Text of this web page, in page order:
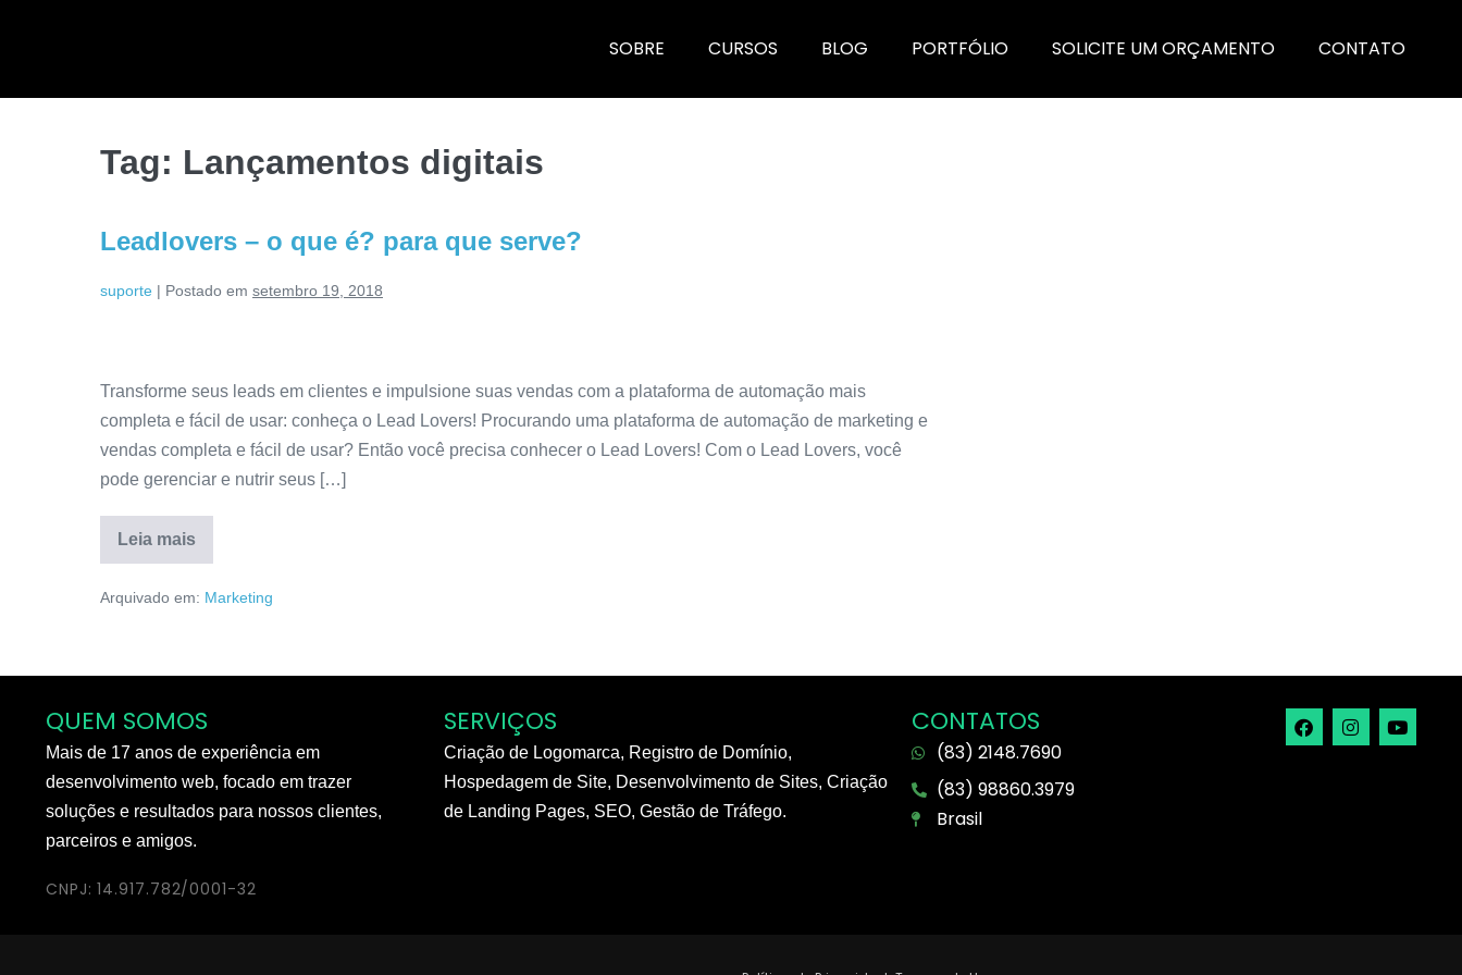
SOBRE CURSOS BLOG PORTFÓLIO SOLICITE UM ORÇAMENTO CONTATO
Tag: Lançamentos digitais
Leadlovers – o que é? para que serve?
suporte | Postado em setembro 19, 2018
Transforme seus leads em clientes e impulsione suas vendas com a plataforma de automação mais
completa e fácil de usar: conheça o Lead Lovers! Procurando uma plataforma de automação de marketing e
vendas completa e fácil de usar? Então você precisa conhecer o Lead Lovers! Com o Lead Lovers, você
pode gerenciar e nutrir seus […]
Leia mais
Arquivado em: Marketing
QUEM SOMOS
Mais de 17 anos de experiência em
desenvolvimento web, focado em trazer
soluções e resultados para nossos clientes,
parceiros e amigos.
CNPJ: 14.917.782/0001-32
SERVIÇOS
Criação de Logomarca, Registro de Domínio,
Hospedagem de Site, Desenvolvimento de Sites, Criação
de Landing Pages, SEO, Gestão de Tráfego.
CONTATOS
(83) 2148.7690
(83) 98860.3979
Brasil